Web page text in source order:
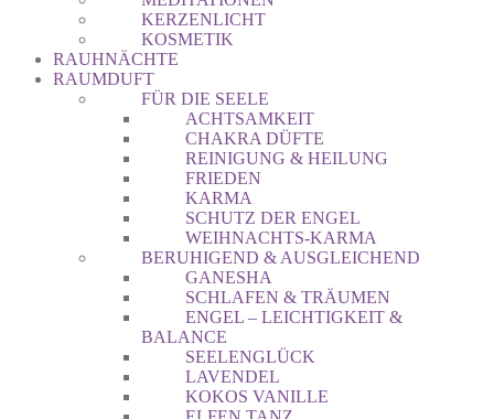
KERZENLICHT
KOSMETIK
RAUHNÄCHTE
RAUMDUFT
FÜR DIE SEELE
ACHTSAMKEIT
CHAKRA DÜFTE
REINIGUNG & HEILUNG
FRIEDEN
KARMA
SCHUTZ DER ENGEL
WEIHNACHTS-KARMA
BERUHIGEND & AUSGLEICHEND
GANESHA
SCHLAFEN & TRÄUMEN
ENGEL – LEICHTIGKEIT &
BALANCE
SEELENGLÜCK
LAVENDEL
KOKOS VANILLE